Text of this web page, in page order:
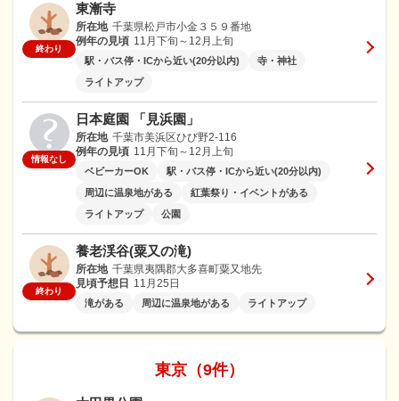
終わり
東漸寺
所在地 千葉県松戸市小金３５９番地
例年の見頃 11月下旬～12月上旬
駅・バス停・ICから近い(20分以内)
寺・神社
ライトアップ
情報なし
日本庭園 「見浜園」
所在地 千葉市美浜区ひび野2-116
例年の見頃 11月下旬～12月上旬
ベビーカーOK
駅・バス停・ICから近い(20分以内)
周辺に温泉地がある
紅葉祭り・イベントがある
ライトアップ
公園
終わり
養老渓谷(粟又の滝)
所在地 千葉県夷隅郡大多喜町粟又地先
見頃予想日
11月25日
滝がある 周辺に温泉地がある ライトアップ
東京（9件）